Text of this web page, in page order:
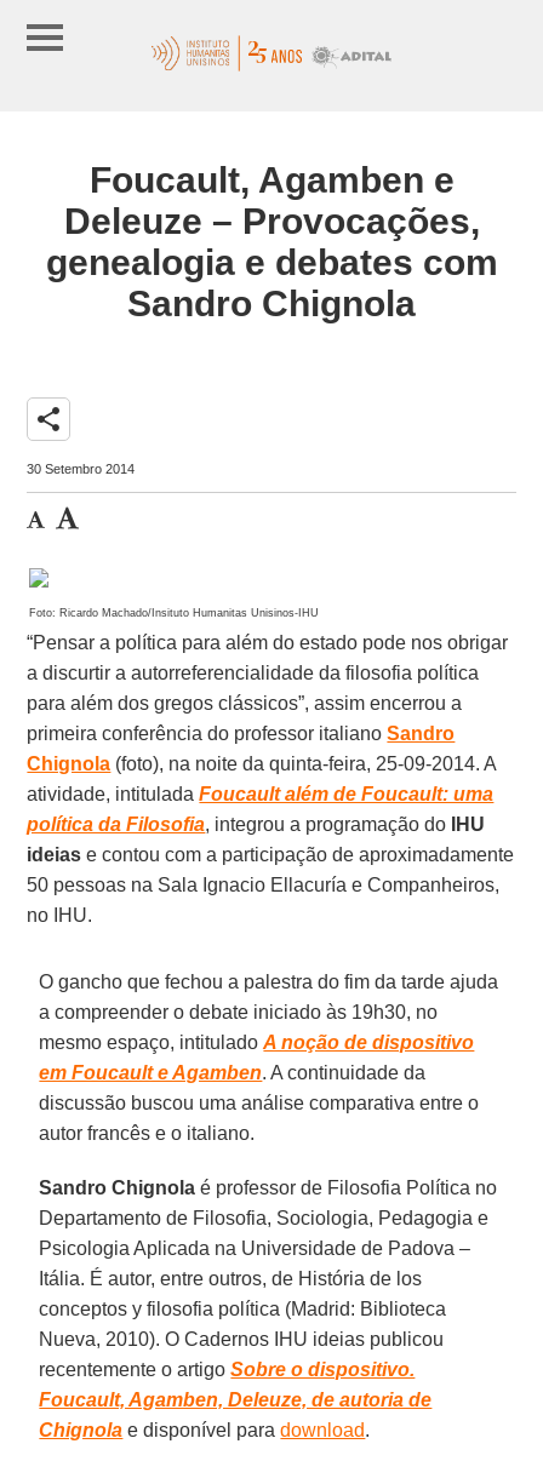
Foucault, Agamben e
Deleuze – Provocações,
genealogia e debates com
Sandro Chignola
share
30 Setembro 2014
Foto: Ricardo Machado/Insituto Humanitas Unisinos-IHU
“Pensar a política para além do estado pode nos obrigar
a discurtir a autorreferencialidade da filosofia política
para além dos gregos clássicos”, assim encerrou a
primeira conferência do professor italianoSandro
Chignola (foto), na noite da quinta-feira, 25-09-2014. A
atividade, intituladaFoucault além de Foucault: uma
política da Filosofia, integrou a programação do
IHU
ideias e contou com a participação de aproximadamente
50 pessoas na Sala Ignacio Ellacuría e Companheiros,
no IHU.
O gancho que fechou a palestra do fim da tarde ajuda
a compreender o debate iniciado às 19h30, no
mesmo espaço, intituladoA noção de dispositivo
em Foucault e Agamben. A continuidade da
discussão buscou uma análise comparativa entre o
autor francês e o italiano.
Sandro Chignola é professor de Filosofia Política no
Departamento de Filosofia, Sociologia, Pedagogia e
Psicologia Aplicada na Universidade de Padova –
Itália. É autor, entre outros, de História de los
conceptos y filosofia política (Madrid: Biblioteca
Nueva, 2010). O Cadernos IHU ideias publicou
recentemente o artigoSobre o dispositivo.
Foucault, Agamben, Deleuze, de autoria de
Chignola e disponível paradownload.